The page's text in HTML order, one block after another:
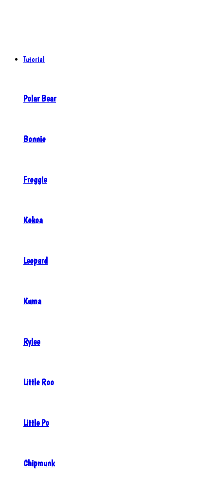
Tutorial
Polar Bear
Bonnie
Froggie
Kokoa
Leopard
Kuma
Rylee
Little Roo
Little Po
Chipmunk